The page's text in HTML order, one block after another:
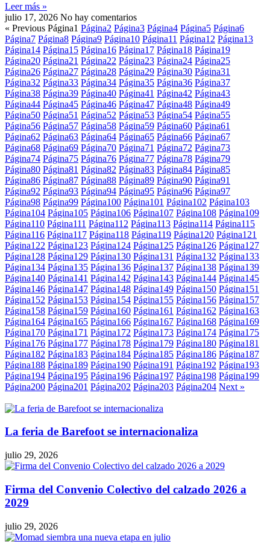
Leer más »
julio 17, 2026 No hay comentarios
« Previous Página1 Página2 Página3 Página4 Página5 Página6
Página7 Página8 Página9 Página10 Página11 Página12 Página13
Página14 Página15 Página16 Página17 Página18 Página19
Página20 Página21 Página22 Página23 Página24 Página25
Página26 Página27 Página28 Página29 Página30 Página31
Página32 Página33 Página34 Página35 Página36 Página37
Página38 Página39 Página40 Página41 Página42 Página43
Página44 Página45 Página46 Página47 Página48 Página49
Página50 Página51 Página52 Página53 Página54 Página55
Página56 Página57 Página58 Página59 Página60 Página61
Página62 Página63 Página64 Página65 Página66 Página67
Página68 Página69 Página70 Página71 Página72 Página73
Página74 Página75 Página76 Página77 Página78 Página79
Página80 Página81 Página82 Página83 Página84 Página85
Página86 Página87 Página88 Página89 Página90 Página91
Página92 Página93 Página94 Página95 Página96 Página97
Página98 Página99 Página100 Página101 Página102 Página103
Página104 Página105 Página106 Página107 Página108 Página109
Página110 Página111 Página112 Página113 Página114 Página115
Página116 Página117 Página118 Página119 Página120 Página121
Página122 Página123 Página124 Página125 Página126 Página127
Página128 Página129 Página130 Página131 Página132 Página133
Página134 Página135 Página136 Página137 Página138 Página139
Página140 Página141 Página142 Página143 Página144 Página145
Página146 Página147 Página148 Página149 Página150 Página151
Página152 Página153 Página154 Página155 Página156 Página157
Página158 Página159 Página160 Página161 Página162 Página163
Página164 Página165 Página166 Página167 Página168 Página169
Página170 Página171 Página172 Página173 Página174 Página175
Página176 Página177 Página178 Página179 Página180 Página181
Página182 Página183 Página184 Página185 Página186 Página187
Página188 Página189 Página190 Página191 Página192 Página193
Página194 Página195 Página196 Página197 Página198 Página199
Página200 Página201 Página202 Página203 Página204 Next »
La feria de Barefoot se internacionaliza
julio 29, 2026
Firma del Convenio Colectivo del calzado 2026 a
2029
julio 29, 2026